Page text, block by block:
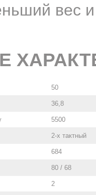
вес
50
36,8
5500
2-х тактный
684
80 / 68
2